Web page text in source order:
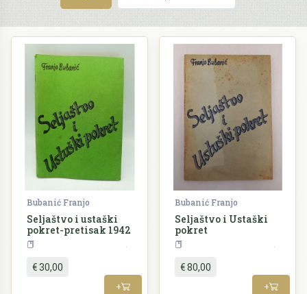
Bubanić Franjo
Seljaštvo i ustaški
pokret-pretisak 1942
NDH i emigracija
€ 30,00
+
Bubanić Franjo
Seljaštvo i Ustaški
pokret
€ 80,00
+